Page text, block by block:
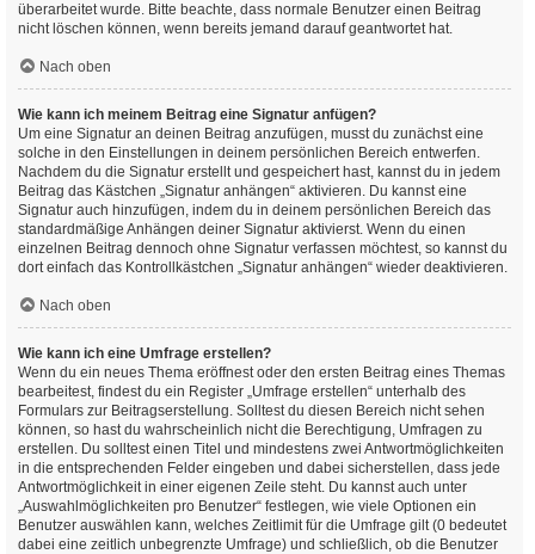
überarbeitet wurde. Bitte beachte, dass normale Benutzer einen Beitrag
nicht löschen können, wenn bereits jemand darauf geantwortet hat.
Nach oben
Wie kann ich meinem Beitrag eine Signatur anfügen?
Um eine Signatur an deinen Beitrag anzufügen, musst du zunächst eine
solche in den Einstellungen in deinem persönlichen Bereich entwerfen.
Nachdem du die Signatur erstellt und gespeichert hast, kannst du in jedem
Beitrag das Kästchen „Signatur anhängen“ aktivieren. Du kannst eine
Signatur auch hinzufügen, indem du in deinem persönlichen Bereich das
standardmäßige Anhängen deiner Signatur aktivierst. Wenn du einen
einzelnen Beitrag dennoch ohne Signatur verfassen möchtest, so kannst du
dort einfach das Kontrollkästchen „Signatur anhängen“ wieder deaktivieren.
Nach oben
Wie kann ich eine Umfrage erstellen?
Wenn du ein neues Thema eröffnest oder den ersten Beitrag eines Themas
bearbeitest, findest du ein Register „Umfrage erstellen“ unterhalb des
Formulars zur Beitragserstellung. Solltest du diesen Bereich nicht sehen
können, so hast du wahrscheinlich nicht die Berechtigung, Umfragen zu
erstellen. Du solltest einen Titel und mindestens zwei Antwortmöglichkeiten
in die entsprechenden Felder eingeben und dabei sicherstellen, dass jede
Antwortmöglichkeit in einer eigenen Zeile steht. Du kannst auch unter
„Auswahlmöglichkeiten pro Benutzer“ festlegen, wie viele Optionen ein
Benutzer auswählen kann, welches Zeitlimit für die Umfrage gilt (0 bedeutet
dabei eine zeitlich unbegrenzte Umfrage) und schließlich, ob die Benutzer